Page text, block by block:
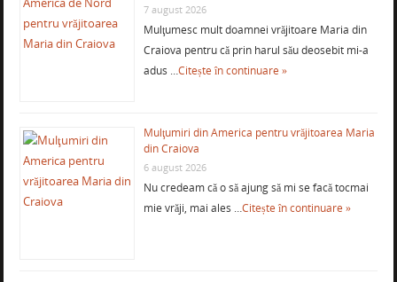
7 august 2026
Mulţumesc mult doamnei vrăjitoare Maria din
Craiova pentru că prin harul său deosebit mi-a
adus …Citește în continuare »
Mulţumiri din America pentru vrăjitoarea Maria
din Craiova
6 august 2026
Nu credeam că o să ajung să mi se facă tocmai
mie vrăji, mai ales …Citește în continuare »